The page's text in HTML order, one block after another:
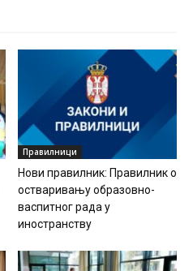
Правилници
Нови правилник: Правилник о
остваривању образовно-
васпитног рада у
иностранству